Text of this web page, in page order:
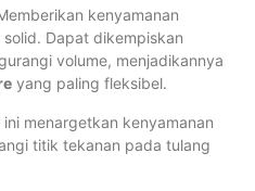
kenyamanan
Dapat dikempiskan
volume, menjadikannya
yang paling fleksibel.
ini menargetkan kenyamanan
titik tekanan pada tulang